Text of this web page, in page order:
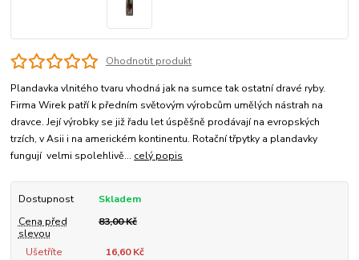
Ohodnotit produkt
Plandavka vlnitého tvaru vhodná jak na sumce tak ostatní dravé ryby.
Firma Wirek patří k předním světovým výrobcům umělých nástrah na
dravce. Její výrobky se již řadu let úspěšně prodávají na evropských
trzích, v Asii i na americkém kontinentu. Rotační třpytky a plandavky
fungují velmi spolehlivě... celý popis
Dostupnost
Skladem
Cena před
slevou
83,00 Kč
Ušetříte 16,60 Kč